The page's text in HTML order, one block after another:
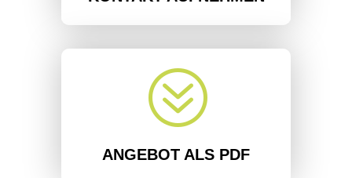
?
ANGEBOT ALS PDF